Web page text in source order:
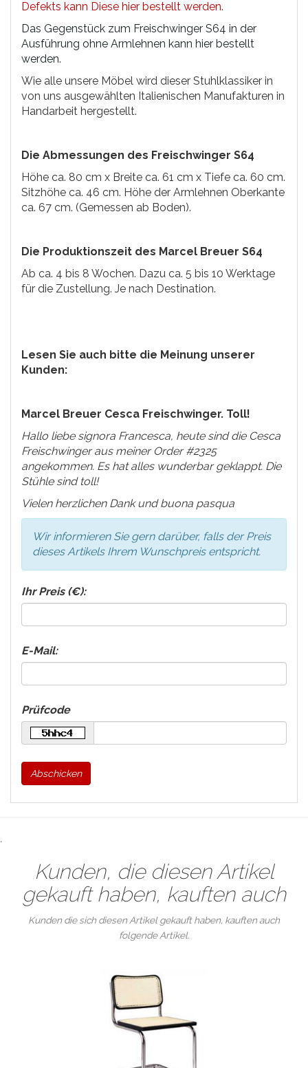
Defekts kann Diese hier bestellt werden.
Das Gegenstück zum Freischwinger S64 in der
Ausführung ohne Armlehnen kann hier bestellt
werden.
Wie alle unsere Möbel wird dieser Stuhlklassiker in
von uns ausgewählten Italienischen Manufakturen in
Handarbeit hergestellt.
Die Abmessungen des Freischwinger S64
Höhe ca. 80 cm x Breite ca. 61 cm x Tiefe ca. 60 cm.
Sitzhöhe ca. 46 cm. Höhe der Armlehnen Oberkante
ca. 67 cm. (Gemessen ab Boden).
Die Produktionszeit des Marcel Breuer S64
Ab ca. 4 bis 8 Wochen. Dazu ca. 5 bis 10 Werktage
für die Zustellung. Je nach Destination.
Lesen Sie auch bitte die Meinung unserer
Kunden:
Marcel Breuer Cesca Freischwinger. Toll!
Hallo liebe signora Francesca, heute sind die Cesca
Freischwinger aus meiner Order #2325
angekommen. Es hat alles wunderbar geklappt. Die
Stühle sind toll!
Vielen herzlichen Dank und buona pasqua
Wir informieren Sie gern darüber, falls der Preis
dieses Artikels Ihrem Wunschpreis entspricht.
Ihr Preis (€):
E-Mail:
Prüfcode
Abschicken
.
Kunden, die diesen Artikel
gekauft haben, kauften auch
Kunden die sich diesen Artikel gekauft haben, kauften auch
folgende Artikel.